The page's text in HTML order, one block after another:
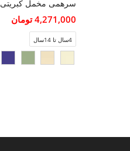
سرهمی مخمل کبریتی
4,271,000 تومان
4سال تا 14سال